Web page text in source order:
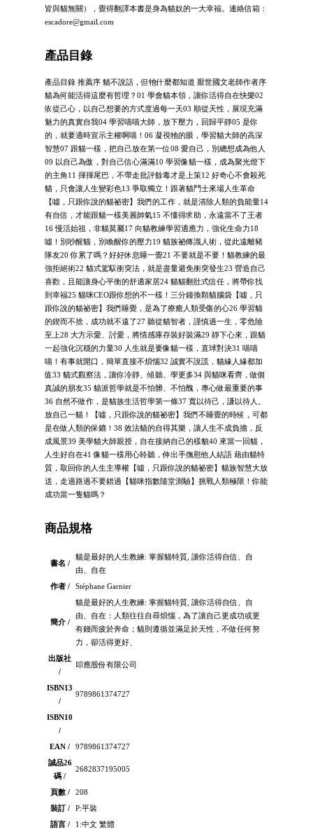
皆與貓無關），覺得翻譯本書是身為貓奴的一大幸福。連絡信箱：
escadore@gmail.com
產品目錄
產品目錄 推薦序 貓不說話，但牠什麼都知道 厭世國文老師作者序
貓為何能活得這麼有哲理？01 學會貓本領，讓你活得自在快樂02
依從己心，以自己想要的方式度過每一天03 順從天性，展現充滿
魅力的真實自我04 學習喵喵大師，放下壓力，回歸平靜05 是你
的，就要適時宣示主權啊喵！06 凝視牠的眼，學習貓大師的高深
智慧07 跟貓一樣，把自己放在第一位08 愛自己，別總想成為他人
09 以自己為傲，對自己信心滿滿10 學習像貓一樣，成為聚光燈下
的主角11 揮揮尾巴，不帶走批評餘毒才是上策12 好奇心不會殺死
貓，只會讓人生變彩色13 爭取獨立！跟著貓鬥士來場人生革命
【噓，只跟你說的貓祕密】我們的工作，就是清除人類的負能量14
有自信，才能跟貓一樣美麗帥氣15 不懂得求助，永遠當不了王者
16 慢活始祖，非貓莫屬17 向貓教練學習適應力，強化生命力18
噓！別吵醒貓，別喚醒你的壓力19 貓族祕傳識人術，從此遠離豬
隊友20 你累了嗎？好好休息睡一覺21 不要就是不要！貓教練的最
強拒絕術22 貓式駕馭衝突法，就是盡量避免衝突發生23 營造自己
喜歡，且能讓身心平衡的舒適家居24 貓貓翻肚式信任，將帶你找
到幸福25 貓咪CEO跟你想的不一樣！三分鐘換顆貓腦袋【噓，只
跟你說的貓祕密】我們睡覺，是為了療癒人類受傷的心26 學習貓
的鍥而不捨，成功就不遠了27 聽從貓智者，謹慎過一生，零危險
至上28 大方示愛、討愛，將情感庫存裝好裝滿29 靜下心來，跟貓
一起強化沉穩的力量30 人生就是要像貓一樣，直球對決31 喵喵
喵！有事就開口，簡單直接不煩惱32 誠實不說謊，貓緣人緣都加
值33 貓式觀察法，讓你冷靜、傾聽、學更多34 與貓咪看齊，做個
真誠的朋友35 貓派哲學就是不怕髒、不怕醜，專心做最重要的事
36 自然不做作，是貓族生活哲學第一條37 寬以待己，謙以待人。
放自己一貓！【噓，只跟你說的貓祕密】我們不睡覺的時候，可都
是在做人類的保鑣！38 效法貓的自得其樂，讓人生不成負擔，反
成風景39 美學貓大師親授，自在接納自己的樣貌40 來當一回貓，
人生好自在41 像貓一樣用心聆聽，伸出手撫慰他人結語 藉由貓特
質，取回你的人生主導權【噓，只跟你說的貓祕密】貓族智慧大放
送，走過路過不要錯過【貓咪指數隨堂測驗】挑戰人類極限！你能
成功當一隻貓嗎？
商品規格
書名 /
貓是最好的人生教練: 掌握貓特質, 讓你活得自信、自
由、自在
作者 /
Stéphane Garnier
簡介 /
貓是最好的人生教練: 掌握貓特質, 讓你活得自信、自
由、自在：人類往往自尋煩惱，為了讓自己更成功或更
有錢而疲於奔命；貓則遵循並滿足於天性，不做任何努
力，卻活得更好、
出版社
/
叩應股份有限公司
ISBN13
/
9789861374727
ISBN10
/
EAN /
9789861374727
誠品26
碼 /
2682837195005
頁數 /
208
裝訂 /
P:平裝
語言 /
1:中文 繁體